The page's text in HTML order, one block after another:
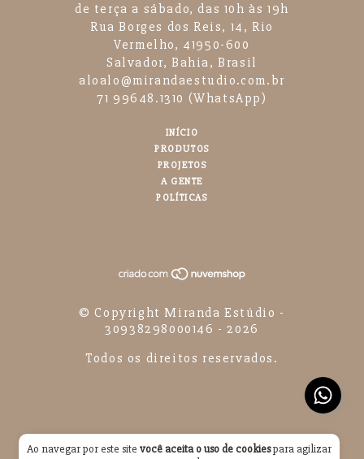
Ao navegar por este site você aceita o uso de cookiespara agilizar
de terça a sábado, das 10h às 19h
Rua Borges dos Reis, 14, Rio
Vermelho, 41950-600
Salvador, Bahia, Brasil
aloalo@mirandaestudio.com.br
71 99648.1310 (WhatsApp)
INÍCIO
PRODUTOS
PROJETOS
A GENTE
POLÍTICAS
© Copyright Miranda Estúdio -
30938298000146 - 2026
Todos os direitos reservados.